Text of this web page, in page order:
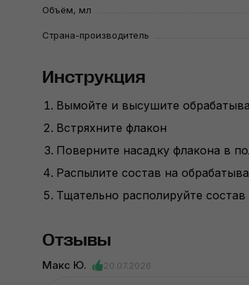
Объём, мл
Страна-производитель
Инструкция
Вымойте и высушите
Встряхните флакон
Поверните насадку флакона в
Распылите состав на
Тщательно располируйте
Отзывы
Макс Ю. 20.07.2026